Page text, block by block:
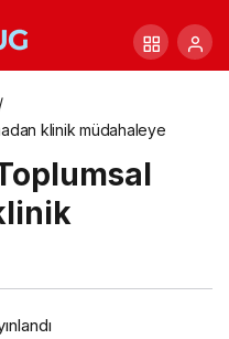
klinik müdahaleye
848 kişiye ücretsiz